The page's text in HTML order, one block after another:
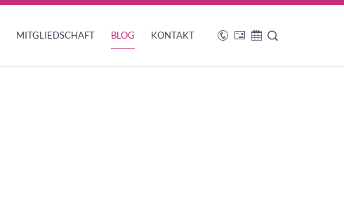
MITGLIEDSCHAFT BLOG KONTAKT